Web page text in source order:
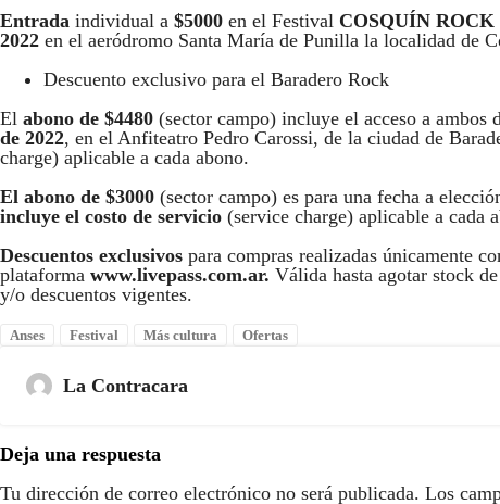
Entrada individual a $5000 en el Festival COSQUÍN ROCK
2022 en el aeródromo Santa María de Punilla la localidad de
Descuento exclusivo para el Baradero Rock
El abono de $4480 (sector campo) incluye el acceso a ambos
de 2022, en el Anfiteatro Pedro Carossi, de la ciudad de
charge) aplicable a cada abono.
El abono de $3000 (sector campo) es para una fecha a
incluye el costo de servicio (service charge) aplicable a cada
Descuentos exclusivos para compras realizadas únicamente
plataforma www.livepass.com.ar. Válida hasta agotar stock
y/o descuentos vigentes.
Anses Festival Más cultura Ofertas
La Contracara
Deja una respuesta
Tu dirección de correo electrónico no será publicada. Los